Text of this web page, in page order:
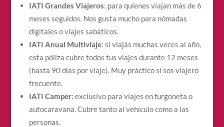
IATI Grandes Viajeros: para quienes viajan más de 6
meses seguidos. Nos gusta mucho para nómadas
digitales o viajes sabáticos.
IATI Anual Multiviaje: si viajás muchas veces al año,
esta póliza cubre todos tus viajes durante 12 meses
(hasta 90 días por viaje). Muy práctico si sos viajero
frecuente.
IATI Camper: exclusivo para viajes en furgoneta o
autocaravana. Cubre tanto al vehículo como a las
personas.